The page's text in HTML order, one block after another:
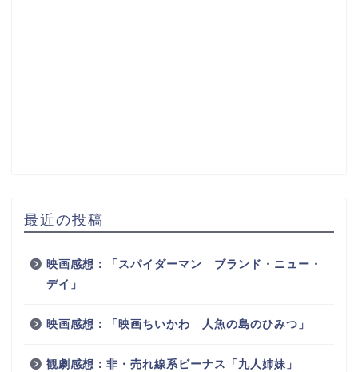
最近の投稿
映画感想：「スパイダーマン ブランド・ニュー・
デイ」
映画感想：「映画ちいかわ 人魚の島のひみつ」
観劇感想：非・売れ線系ビーナス「九人姉妹」